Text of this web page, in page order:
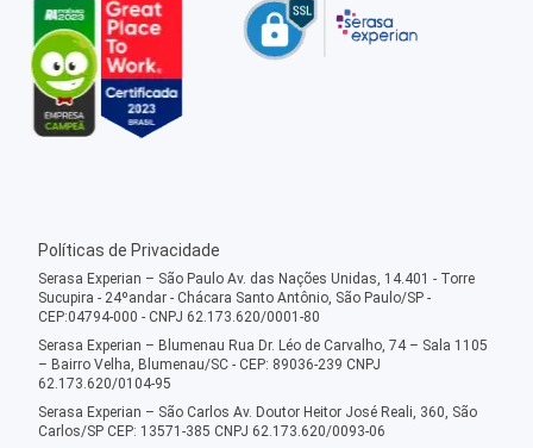
Políticas de Privacidade
Serasa Experian – São Paulo Av. das Nações Unidas, 14.401 - Torre
Sucupira - 24ºandar - Chácara Santo Antônio, São Paulo/SP -
CEP:04794-000 - CNPJ 62.173.620/0001-80
Serasa Experian – Blumenau Rua Dr. Léo de Carvalho, 74 – Sala 1105
– Bairro Velha, Blumenau/SC - CEP: 89036-239 CNPJ
62.173.620/0104-95
Serasa Experian – São Carlos Av. Doutor Heitor José Reali, 360, São
Carlos/SP CEP: 13571-385 CNPJ 62.173.620/0093-06